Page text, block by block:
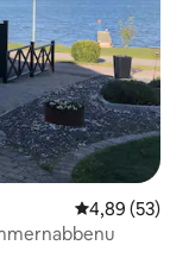
Průměrné
4,89 (53)